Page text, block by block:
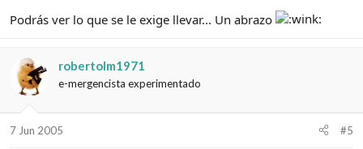
Podrás ver lo que se le exige llevar... Un abrazo
robertolm1971
e-mergencista experimentado
7 Jun 2005 #5